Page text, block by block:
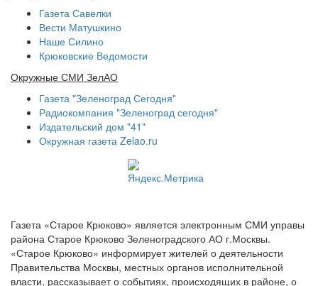
Газета Савелки
Вести Матушкино
Наше Силино
Крюковские Ведомости
Окружные СМИ ЗелАО
Газета "Зеленоград Сегодня"
Радиокомпания "Зеленоград сегодня"
Издательский дом "41"
Окружная газета Zelao.ru
Газета «Старое Крюково» является электронным СМИ управы
района Старое Крюково Зеленоградского АО г.Москвы.
«Старое Крюково» информирует жителей о деятельности
Правительства Москвы, местных органов исполнительной
власти, рассказывает о событиях, происходящих в районе, о